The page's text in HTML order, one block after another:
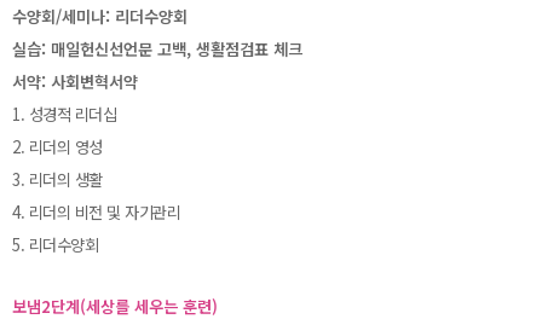
수양회/세미나: 리더수양회
실습: 매일헌신선언문 고백, 생활점검표 체크
서약: 사회변혁서약
1. 성경적 리더십
2. 리더의 영성
3. 리더의 생활
4. 리더의 비전 및 자기관리
5. 리더수양회
보냄2단계(세상를 세우는 훈련)